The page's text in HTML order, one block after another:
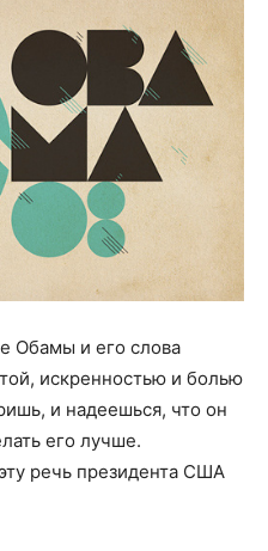
Обамы и его слова
искренностью и болью
и надеешься, что он
его лучше.
речь президента США